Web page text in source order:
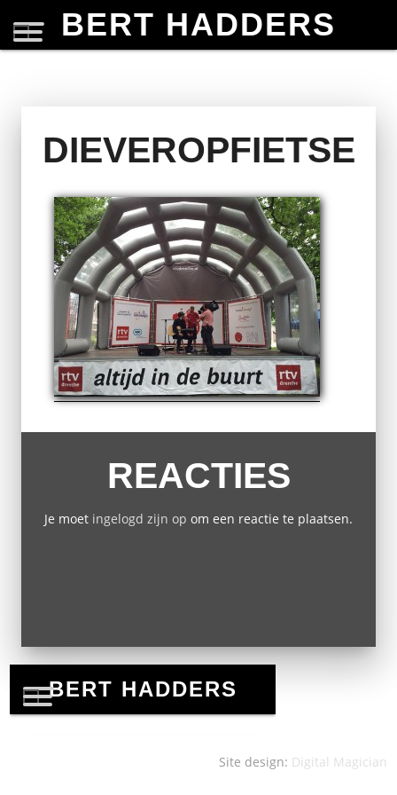
BERT HADDERS
DIEVEROPFIETSE
REACTIES
Je moet ingelogd zijn op om een reactie te plaatsen.
Site design: Digital Magician